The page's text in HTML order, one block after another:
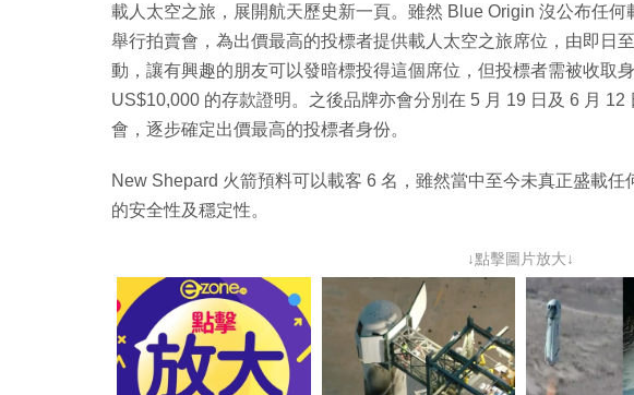
載人太空之旅，展開航天歷史新一頁。雖然 Blue Origin 沒公布任
舉行拍賣會，為出價最高的投標者提供載人太空之旅席位，由即日
動，讓有興趣的朋友可以發暗標投得這個席位，但投標者需被收取
US$10,000 的存款證明。之後品牌亦會分別在 5 月 19 日及 6 月
會，逐步確定出價最高的投標者身份。
New Shepard 火箭預料可以載客 6 名，雖然當中至今未真正盛載
的安全性及穩定性。
↓點擊圖片放大↓